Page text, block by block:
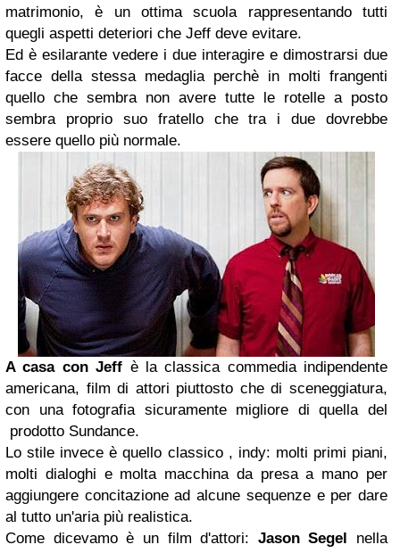
matrimonio, è un ottima scuola rappresentando tutti
quegli aspetti deteriori che Jeff deve evitare.
Ed è esilarante vedere i due interagire e dimostrarsi due
facce della stessa medaglia perchè in molti frangenti
quello che sembra non avere tutte le rotelle a posto
sembra proprio suo fratello che tra i due dovrebbe
essere quello più normale.
A casa con Jeff è la classica commedia indipendente
americana, film di attori piuttosto che di sceneggiatura,
con una fotografia sicuramente migliore di quella del
prodotto Sundance.
Lo stile invece è quello classico , indy: molti primi piani,
molti dialoghi e molta macchina da presa a mano per
aggiungere concitazione ad alcune sequenze e per dare
al tutto un'aria più realistica.
Come dicevamo è un film d'attori: Jason Segel nella